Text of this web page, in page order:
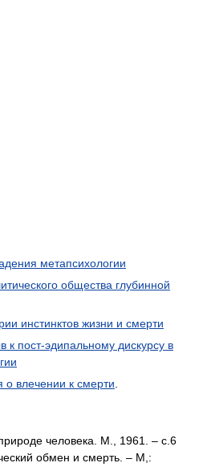
метапсихологии
общества глубинной
инстинктов жизни и смерти
пост-эдипальному дискурсу в
влечении к смерти
человека. М., 1961. – с.6
обмен и смерть. – М,: